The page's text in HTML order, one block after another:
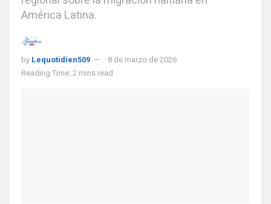
América Latina.
by Lequotidien509
8 de marzo de 2026
Reading Time: 2 mins read